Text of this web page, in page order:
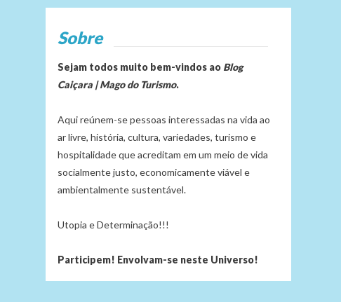
Sobre
Sejam todos muito bem-vindos ao Blog
Caiçara | Mago do Turismo.
Aqui reúnem-se pessoas interessadas na vida ao
ar livre, história, cultura, variedades, turismo e
hospitalidade que acreditam em um meio de vida
socialmente justo, economicamente viável e
ambientalmente sustentável.
Utopia e Determinação!!!
Participem! Envolvam-se neste Universo!